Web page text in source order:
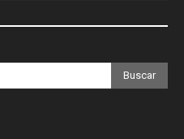
Buscar